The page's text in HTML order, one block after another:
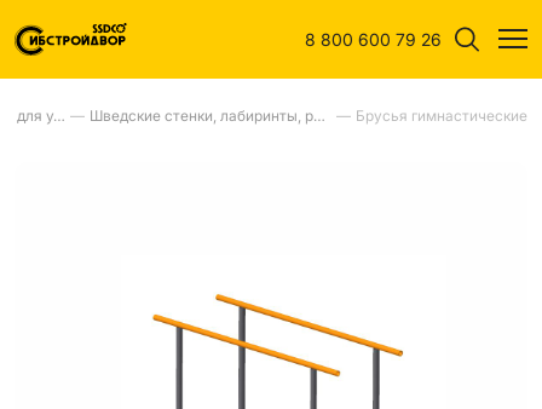
8 800 600 79 26
Спортивное оборудование для улиц — Шведские стенки, лабиринты, рукоходы, турники, бумы, брусья,шагаходы — Брусья гимнастические